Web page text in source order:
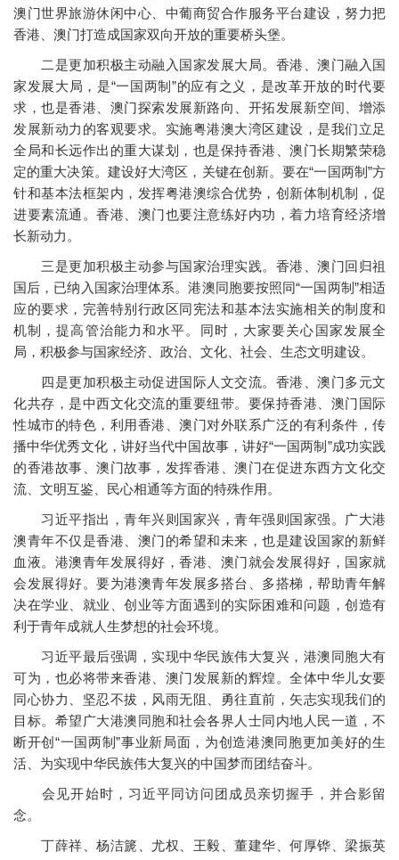
澳门世界旅游休闲中心、中葡商贸合作服务平台建设，努力把
香港、澳门打造成国家双向开放的重要桥头堡。
二是更加积极主动融入国家发展大局。香港、澳门融入国
家发展大局，是“一国两制”的应有之义，是改革开放的时代要
求，也是香港、澳门探索发展新路向、开拓发展新空间、增添
发展新动力的客观要求。实施粤港澳大湾区建设，是我们立足
全局和长远作出的重大谋划，也是保持香港、澳门长期繁荣稳
定的重大决策。建设好大湾区，关键在创新。要在“一国两制”方
针和基本法框架内，发挥粤港澳综合优势，创新体制机制，促
进要素流通。香港、澳门也要注意练好内功，着力培育经济增
长新动力。
三是更加积极主动参与国家治理实践。香港、澳门回归祖
国后，已纳入国家治理体系。港澳同胞要按照同“一国两制”相适
应的要求，完善特别行政区同宪法和基本法实施相关的制度和
机制，提高管治能力和水平。同时，大家要关心国家发展全
局，积极参与国家经济、政治、文化、社会、生态文明建设。
四是更加积极主动促进国际人文交流。香港、澳门多元文
化共存，是中西文化交流的重要纽带。要保持香港、澳门国际
性城市的特色，利用香港、澳门对外联系广泛的有利条件，传
播中华优秀文化，讲好当代中国故事，讲好“一国两制”成功实践
的香港故事、澳门故事，发挥香港、澳门在促进东西方文化交
流、文明互鉴、民心相通等方面的特殊作用。
习近平指出，青年兴则国家兴，青年强则国家强。广大港
澳青年不仅是香港、澳门的希望和未来，也是建设国家的新鲜
血液。港澳青年发展得好，香港、澳门就会发展得好，国家就
会发展得好。要为港澳青年发展多搭台、多搭梯，帮助青年解
决在学业、就业、创业等方面遇到的实际困难和问题，创造有
利于青年成就人生梦想的社会环境。
习近平最后强调，实现中华民族伟大复兴，港澳同胞大有
可为，也必将带来香港、澳门发展新的辉煌。全体中华儿女要
同心协力、坚忍不拔，风雨无阻、勇往直前，矢志实现我们的
目标。希望广大港澳同胞和社会各界人士同内地人民一道，不
断开创“一国两制”事业新局面，为创造港澳同胞更加美好的生
活、为实现中华民族伟大复兴的中国梦而团结奋斗。
会见开始时，习近平同访问团成员亲切握手，并合影留
念。
丁薛祥、杨洁篪、尤权、王毅、董建华、何厚铧、梁振英